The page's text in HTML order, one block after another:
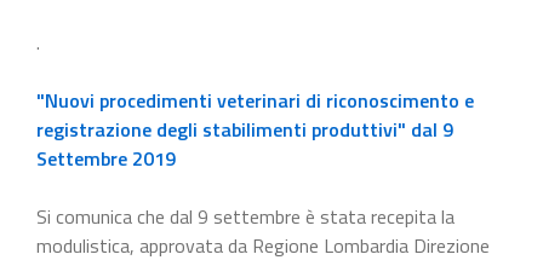
.
"Nuovi procedimenti veterinari di riconoscimento e
registrazione degli stabilimenti produttivi" dal 9
Settembre 2019
Si comunica che dal 9 settembre è stata recepita la
modulistica, approvata da Regione Lombardia Direzione